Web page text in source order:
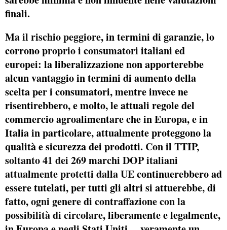
finali.
Mail rischio peggiore, in termini di garanzie, lo
corronoproprio i consumatori italiani ed
europei: la liberalizzazione non apporterebbe
alcun vantaggio in termini di aumento della
scelta per i consumatori, mentre invece ne
risentirebbero, e molto, le attuali regole del
commercio agroalimentare che in Europa, e in
Italia in particolare, attualmente proteggono la
qualità e sicurezza dei prodotti. Con il TTIP,
soltanto 41 dei 269 marchi DOP italiani
attualmente protetti dalla UEcontinuerebbero ad
essere tutelati, per tutti gli altri si attuerebbe, di
fatto,ogni genere di contraffazione con la
possibilità di circolare, liberamente e legalmente,